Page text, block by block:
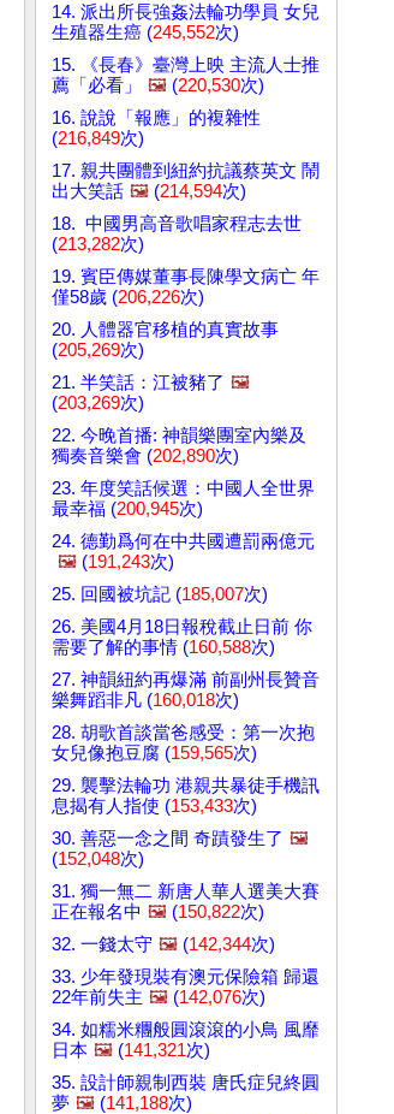
14. 派出所長強姦法輪功學員 女兒
生殖器生癌 (245,552次)
15. 《長春》臺灣上映 主流人士推
薦「必看」
🖼️ (220,530次)
16. 說說「報應」的複雜性
(216,849次)
17. 親共團體到紐約抗議蔡英文 鬧
出大笑話 🖼️ (214,594次)
18. 中國男高音歌唱家程志去世
(213,282次)
19. 賓臣傳媒董事長陳學文病亡 年
僅58歲 (206,226次)
20. 人體器官移植的真實故事
(205,269次)
21. 半笑話：江被豬了 🖼️
(203,269次)
22. 今晚首播: 神韻樂團室內樂及
獨奏音樂會 (202,890次)
23. 年度笑話候選：中國人全世界
最幸福 (200,945次)
24. 德勤爲何在中共國遭罰兩億元
🖼️ (191,243次)
25. 回國被坑記 (185,007次)
26. 美國4月18日報稅截止日前 你
需要了解的事情 (160,588次)
27. 神韻紐約再爆滿 前副州長贊音
樂舞蹈非凡 (160,018次)
28. 胡歌首談當爸感受：第一次抱
女兒像抱豆腐 (159,565次)
29. 襲擊法輪功 港親共暴徒手機訊
息揭有人指使 (153,433次)
30. 善惡一念之間 奇蹟發生了 🖼️
(152,048次)
31. 獨一無二 新唐人華人選美大賽
正在報名中 🖼️ (150,822次)
32. 一錢太守 🖼️ (142,344次)
33. 少年發現裝有澳元保險箱 歸還
22年前失主 🖼️ (142,076次)
34. 如糯米糰般圓滾滾的小鳥 風靡
日本 🖼️ (141,321次)
35. 設計師親制西裝 唐氏症兒終圓
夢 🖼️ (141,188次)